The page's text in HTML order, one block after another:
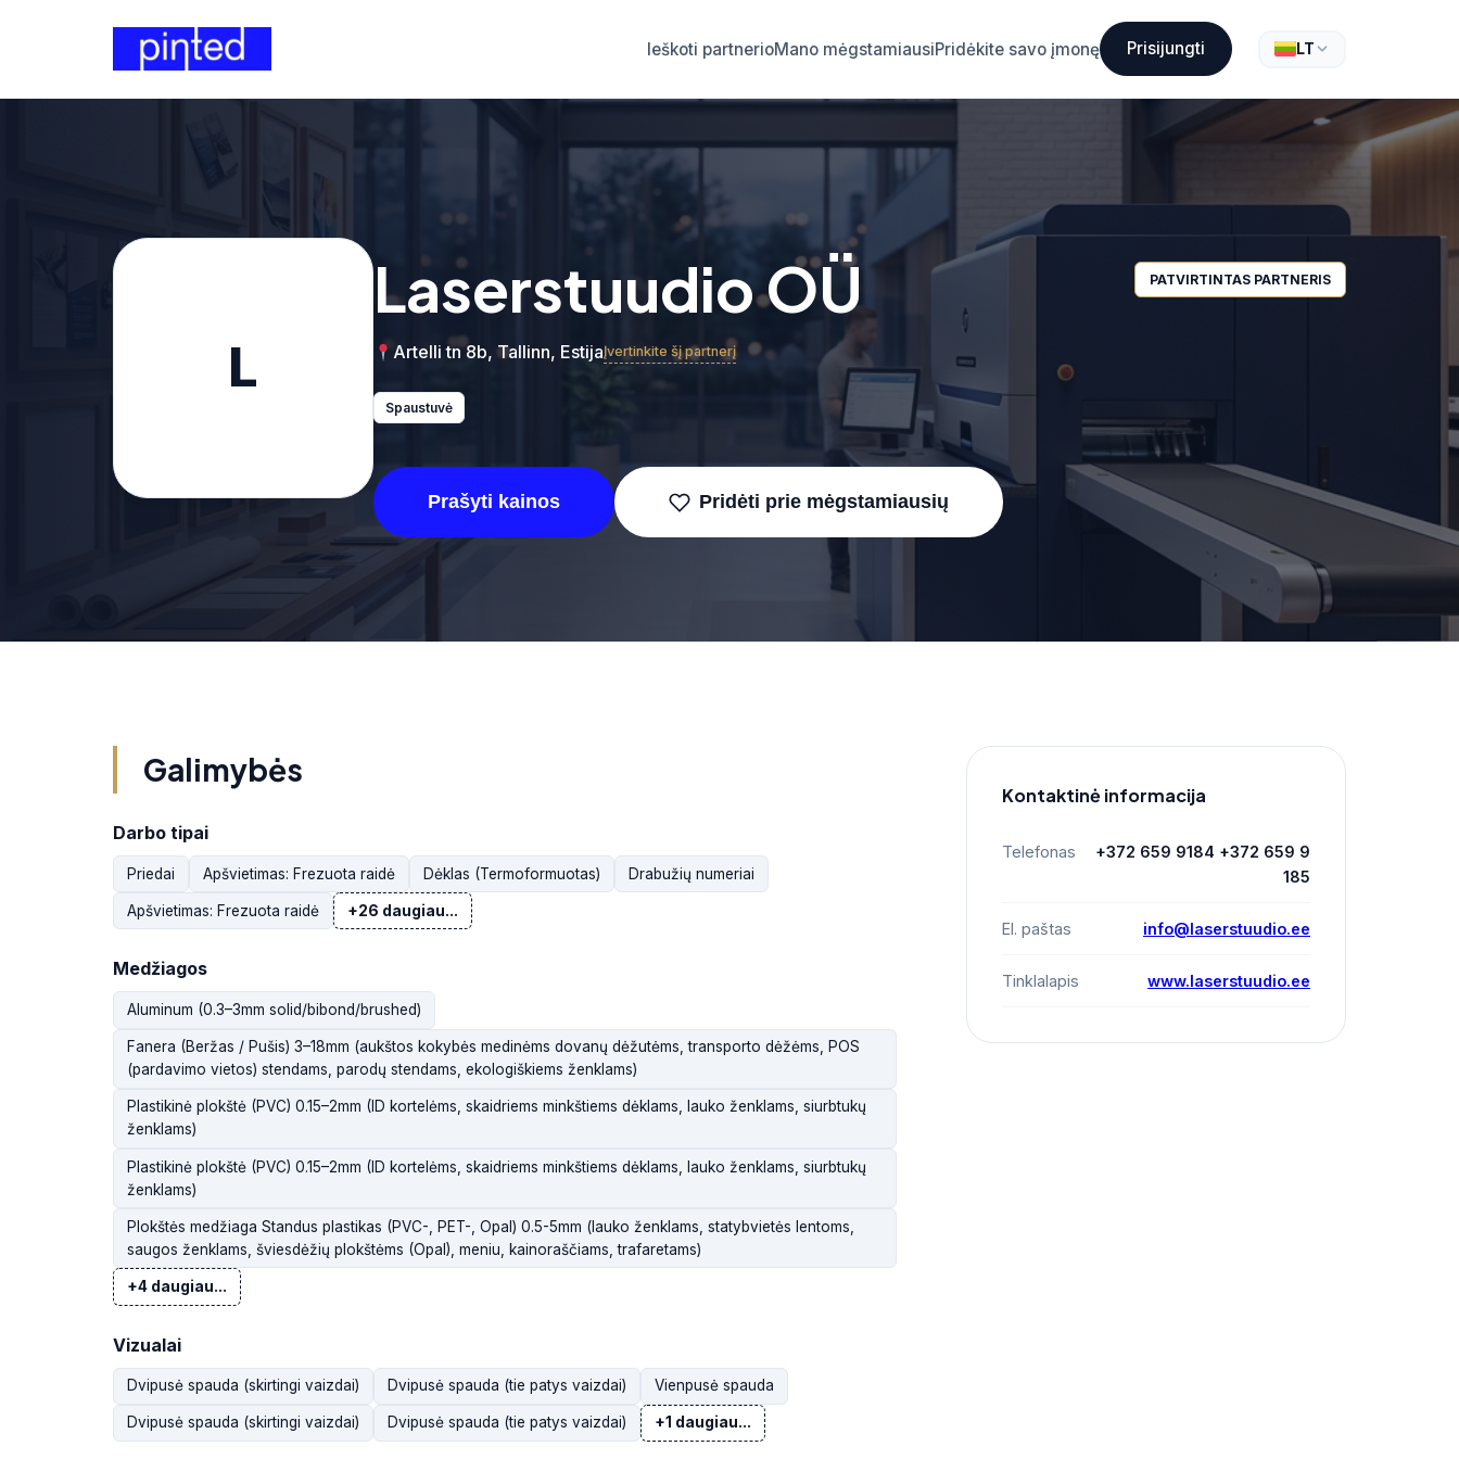
Ieškoti partnerioMano mėgstamiausiPridėkite savo įmonę Prisijungti LT
L
Laserstuudio OÜ PATVIRTINTAS PARTNERIS
Artelli tn 8b, Tallinn, EstijaĮvertinkite šį partnerį
Spaustuvė
Prašyti kainos Pridėti prie mėgstamiausių
Galimybės
Darbo tipai
Priedai Apšvietimas: Frezuota raidė Dėklas (Termoformuotas) Drabužių numeriai
Apšvietimas: Frezuota raidė +26 daugiau...
Medžiagos
Aluminum (0.3–3mm solid/bibond/brushed)
Fanera (Beržas / Pušis) 3–18mm (aukštos kokybės medinėms dovanų dėžutėms, transporto dėžėms, POS
(pardavimo vietos) stendams, parodų stendams, ekologiškiems ženklams)
Plastikinė plokštė (PVC) 0.15–2mm (ID kortelėms, skaidriems minkštiems dėklams, lauko ženklams, siurbtukų
ženklams)
Plastikinė plokštė (PVC) 0.15–2mm (ID kortelėms, skaidriems minkštiems dėklams, lauko ženklams, siurbtukų
ženklams)
Plokštės medžiaga Standus plastikas (PVC-, PET-, Opal) 0.5-5mm (lauko ženklams, statybvietės lentoms,
saugos ženklams, šviesdėžių plokštėms (Opal), meniu, kainoraščiams, trafaretams)
+4 daugiau...
Vizualai
Dvipusė spauda (skirtingi vaizdai) Dvipusė spauda (tie patys vaizdai) Vienpusė spauda
Dvipusė spauda (skirtingi vaizdai) Dvipusė spauda (tie patys vaizdai) +1 daugiau...
Kontaktinė informacija
Telefonas
+372 659 9184 +372 659 9
185
El. paštas info@laserstuudio.ee
Tinklalapis www.laserstuudio.ee